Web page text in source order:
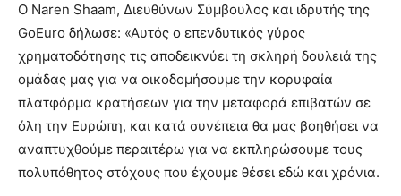
Ο Naren Shaam, Διευθύνων Σύμβουλος και ιδρυτής της
GoEuro δήλωσε: «Αυτός ο επενδυτικός γύρος
χρηματοδότησης τις αποδεικνύει τη σκληρή δουλειά της
ομάδας μας για να οικοδομήσουμε την κορυφαία
πλατφόρμα κρατήσεων για την μεταφορά επιβατών σε
όλη την Ευρώπη, και κατά συνέπεια θα μας βοηθήσει να
αναπτυχθούμε περαιτέρω για να εκπληρώσουμε τους
πολυπόθητος στόχους που έχουμε θέσει εδώ και χρόνια.